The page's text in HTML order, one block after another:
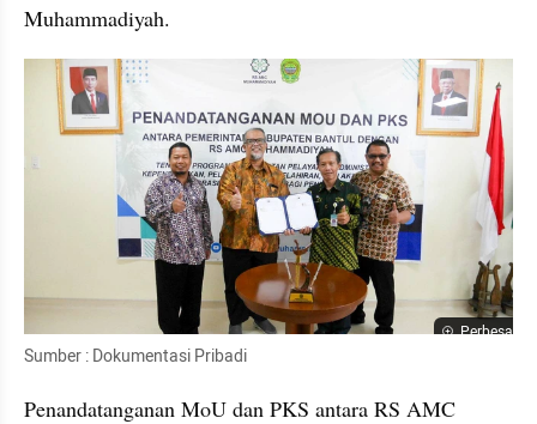
Muhammadiyah.
Perbesar
Sumber : Dokumentasi Pribadi
Penandatanganan MoU dan PKS antara RS AMC